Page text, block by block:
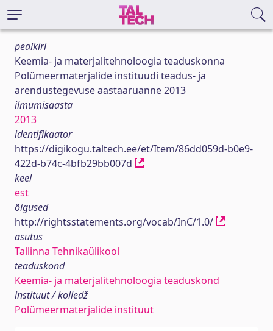
pealkiri
Keemia- ja materjalitehnoloogia teaduskonna
Polümeermaterjalide instituudi teadus- ja
arendustegevuse aastaaruanne 2013
ilmumisaasta
2013
identifikaator
https://digikogu.taltech.ee/et/Item/86dd059d-b0e9-
422d-b74c-4bfb29bb007d
keel
est
õigused
http://rightsstatements.org/vocab/InC/1.0/
asutus
Tallinna Tehnikaülikool
teaduskond
Keemia- ja materjalitehnoloogia teaduskond
instituut / kolledž
Polümeermaterjalide instituut